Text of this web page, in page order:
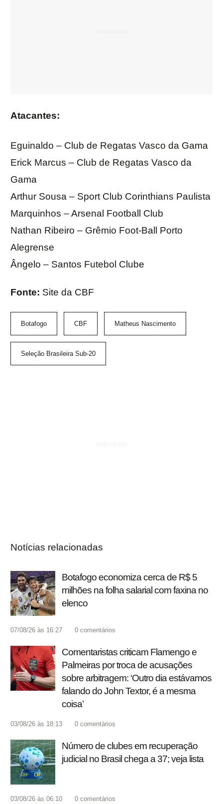
Atacantes:
Eguinaldo – Club de Regatas Vasco da Gama
Erick Marcus – Club de Regatas Vasco da
Gama
Arthur Sousa – Sport Club Corinthians Paulista
Marquinhos – Arsenal Football Club
Nathan Ribeiro – Grêmio Foot-Ball Porto
Alegrense
Ângelo – Santos Futebol Clube
Fonte: Site da CBF
Botafogo CBF Matheus Nascimento
Seleção Brasileira Sub-20
Notícias relacionadas
Botafogo economiza cerca de R$ 5
milhões na folha salarial com faxina no
elenco
07/08/26 às 16:27 0 comentários
Comentaristas criticam Flamengo e
Palmeiras por troca de acusações
sobre arbitragem: ‘Outro dia estávamos
falando do John Textor, é a mesma
coisa’
03/08/26 às 18:13 0 comentários
Número de clubes em recuperação
judicial no Brasil chega a 37; veja lista
03/08/26 às 06:10 0 comentários